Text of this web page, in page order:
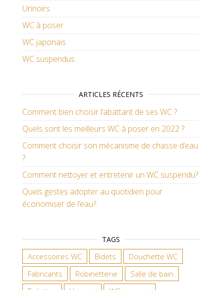
Urinoirs
WC à poser
WC japonais
WC suspendus
ARTICLES RÉCENTS
Comment bien choisir l’abattant de ses WC ?
Quels sont les meilleurs WC à poser en 2022 ?
Comment choisir son mécanisme de chasse d’eau
?
Comment nettoyer et entretenir un WC suspendu?
Quels gestes adopter au quotidien pour
économiser de l’eau?
TAGS
Accessoires WC Bidets
Douchette WC
Fabricants
Robinetterie
Salle de bain